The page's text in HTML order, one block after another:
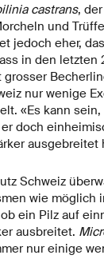
castrans,
und
jedoch eher,
in den
nur wenige
«Es kann
doch
ausgebreitet
Schweiz
wie möglich
ein Pilz auf
ausbreitet.
nur einige